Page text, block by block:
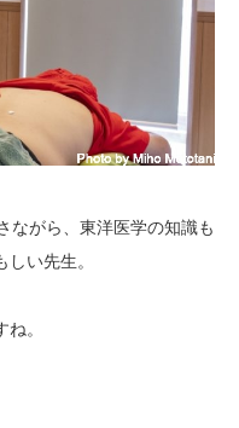
ながら、東洋医学の知識も
い先生。
。